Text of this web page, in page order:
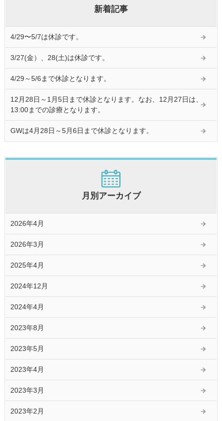
新着記事
4/29〜5/7は休診です。
3/27(金）、28(土)は休診です。
4/29～5/6まで休診となります。
12月28日～1月5日まで休診となります。なお、12月27日は、
13:00までの診療となります。
GWは4月28日～5月6日まで休診となります。
月別アーカイブ
2026年4月
2026年3月
2025年4月
2024年12月
2024年4月
2023年8月
2023年5月
2023年4月
2023年3月
2023年2月